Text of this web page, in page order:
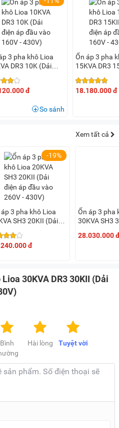
3 pha khô Lioa
DR3 10K (Dải
đ
So sánh
Ổn áp 3 pha
15KVA DR3
430V)
18.180.000 đ
Xem tất cả
-19%
áp 3 pha khô Lioa
SH3 20KII (Dải
đ
Ổn áp 3 pha
30KVA SH3
430V)
28.030.000 đ
30KVA DR3 30KII (Dải
Tuyệt vời
Hài lòng
Bình